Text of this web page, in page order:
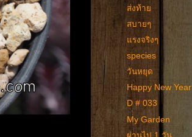
ส่งท้าย
สบายๆ
แรงจริงๆ
species
วันหยุด
Happy New Year
D # 033
My Garden